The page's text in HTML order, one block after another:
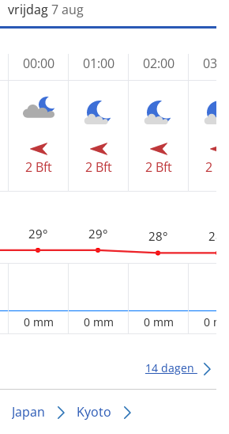
vrijdag7 aug
00:00
2 Bft
29°
0 mm
01:00
2 Bft
29°
0 mm
02:00
2 Bft
28°
0 mm
2
28°
0
14 dagen
Japan
Kyoto